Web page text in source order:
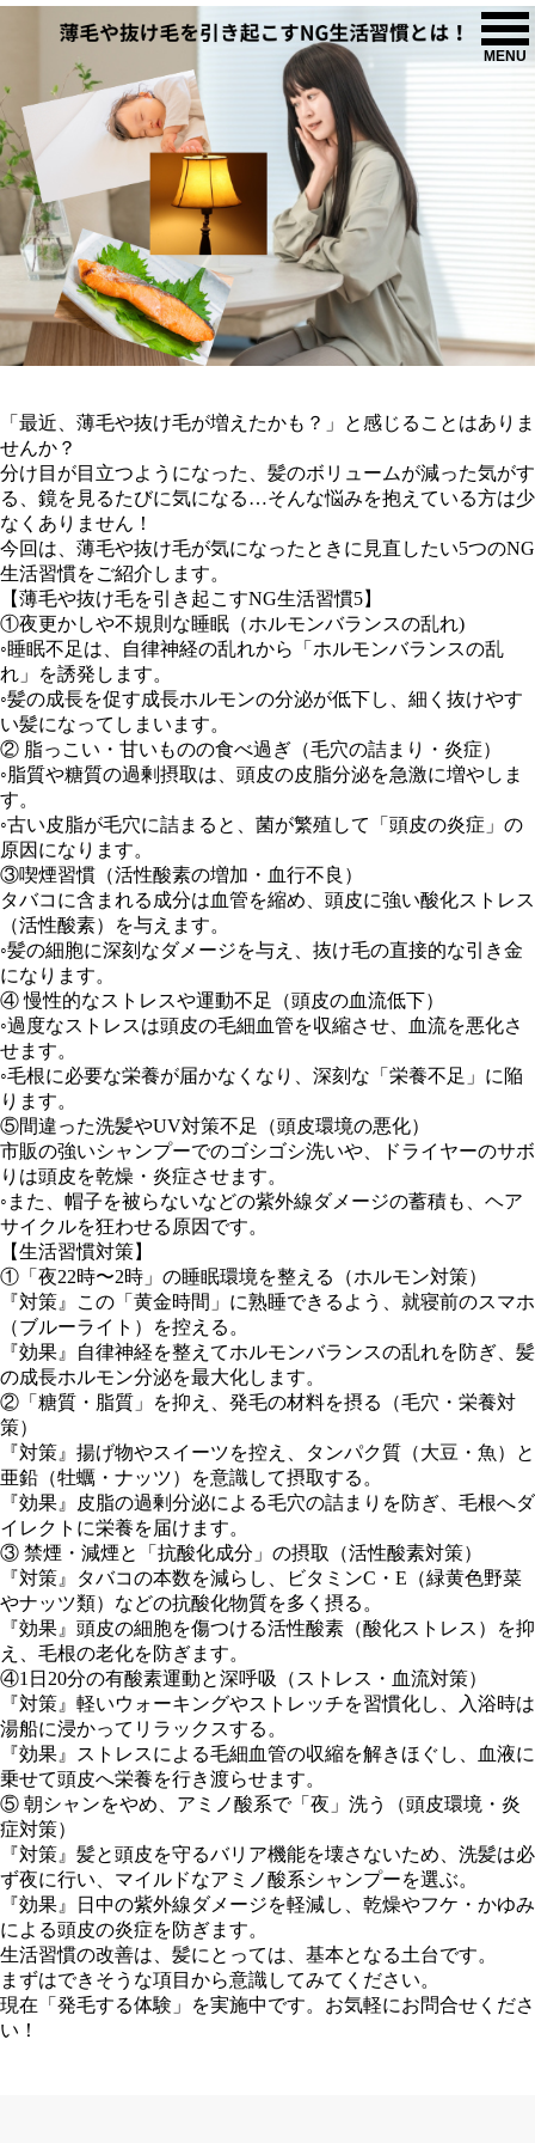
MENU
「最近、薄毛や抜け毛が増えたかも？」と感じることはありま
せんか？
分け目が目立つようになった、髪のボリュームが減った気がす
る、鏡を見るたびに気になる…そんな悩みを抱えている方は少
なくありません！
今回は、薄毛や抜け毛が気になったときに見直したい5つのNG
生活習慣をご紹介します。
【薄毛や抜け毛を引き起こすNG生活習慣5】
①夜更かしや不規則な睡眠（ホルモンバランスの乱れ)
◦睡眠不足は、自律神経の乱れから「ホルモンバランスの乱
れ」を誘発します。
◦髪の成長を促す成長ホルモンの分泌が低下し、細く抜けやす
い髪になってしまいます。
② 脂っこい・甘いものの食べ過ぎ（毛穴の詰まり・炎症）
◦脂質や糖質の過剰摂取は、頭皮の皮脂分泌を急激に増やしま
す。
◦古い皮脂が毛穴に詰まると、菌が繁殖して「頭皮の炎症」の
原因になります。
③喫煙習慣（活性酸素の増加・血行不良）
タバコに含まれる成分は血管を縮め、頭皮に強い酸化ストレス
（活性酸素）を与えます。
◦髪の細胞に深刻なダメージを与え、抜け毛の直接的な引き金
になります。
④ 慢性的なストレスや運動不足（頭皮の血流低下）
◦過度なストレスは頭皮の毛細血管を収縮させ、血流を悪化さ
せます。
◦毛根に必要な栄養が届かなくなり、深刻な「栄養不足」に陥
ります。
⑤間違った洗髪やUV対策不足（頭皮環境の悪化）
市販の強いシャンプーでのゴシゴシ洗いや、ドライヤーのサボ
りは頭皮を乾燥・炎症させます。
◦また、帽子を被らないなどの紫外線ダメージの蓄積も、ヘア
サイクルを狂わせる原因です。
【生活習慣対策】
①「夜22時〜2時」の睡眠環境を整える（ホルモン対策）
『対策』この「黄金時間」に熟睡できるよう、就寝前のスマホ
（ブルーライト）を控える。
『効果』自律神経を整えてホルモンバランスの乱れを防ぎ、髪
の成長ホルモン分泌を最大化します。
②「糖質・脂質」を抑え、発毛の材料を摂る（毛穴・栄養対
策）
『対策』揚げ物やスイーツを控え、タンパク質（大豆・魚）と
亜鉛（牡蠣・ナッツ）を意識して摂取する。
『効果』皮脂の過剰分泌による毛穴の詰まりを防ぎ、毛根へダ
イレクトに栄養を届けます。
③ 禁煙・減煙と「抗酸化成分」の摂取（活性酸素対策）
『対策』タバコの本数を減らし、ビタミンC・E（緑黄色野菜
やナッツ類）などの抗酸化物質を多く摂る。
『効果』頭皮の細胞を傷つける活性酸素（酸化ストレス）を抑
え、毛根の老化を防ぎます。
④1日20分の有酸素運動と深呼吸（ストレス・血流対策）
『対策』軽いウォーキングやストレッチを習慣化し、入浴時は
湯船に浸かってリラックスする。
『効果』ストレスによる毛細血管の収縮を解きほぐし、血液に
乗せて頭皮へ栄養を行き渡らせます。
⑤ 朝シャンをやめ、アミノ酸系で「夜」洗う（頭皮環境・炎
症対策）
『対策』髪と頭皮を守るバリア機能を壊さないため、洗髪は必
ず夜に行い、マイルドなアミノ酸系シャンプーを選ぶ。
『効果』日中の紫外線ダメージを軽減し、乾燥やフケ・かゆみ
による頭皮の炎症を防ぎます。
生活習慣の改善は、髪にとっては、基本となる土台です。
まずはできそうな項目から意識してみてください。
現在「発毛する体験」を実施中です。お気軽にお問合せくださ
い！